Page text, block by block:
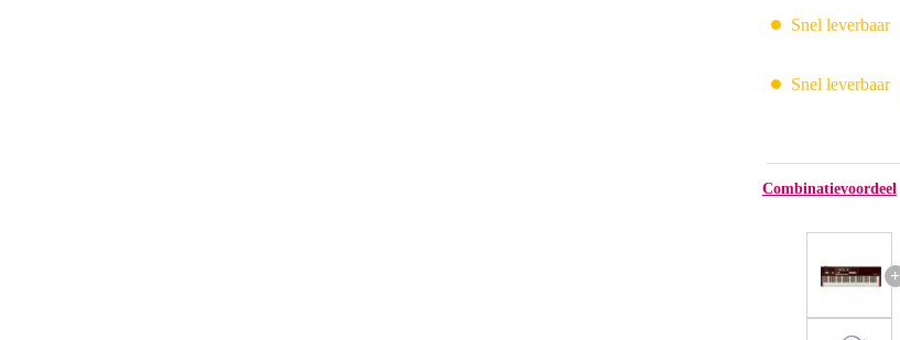
Snel leverbaar
Snel leverbaar
Combinatievoordeel
+